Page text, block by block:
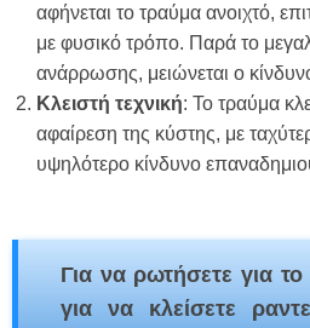
αφήνεται το τραύμα ανοιχτό,
με φυσικό τρόπο. Παρά το
ανάρρωσης, μειώνεται ο
Κλειστή τεχνική: Το τραύμα
αφαίρεση της κύστης, με
υψηλότερο κίνδυνο
Για να ρωτήσετε για
για να κλείσετε